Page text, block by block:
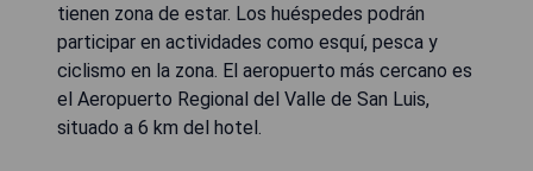
tienen zona de estar. Los huéspedes podrán
participar en actividades como esquí, pesca y
ciclismo en la zona. El aeropuerto más cercano es
el Aeropuerto Regional del Valle de San Luis,
situado a 6 km del hotel.